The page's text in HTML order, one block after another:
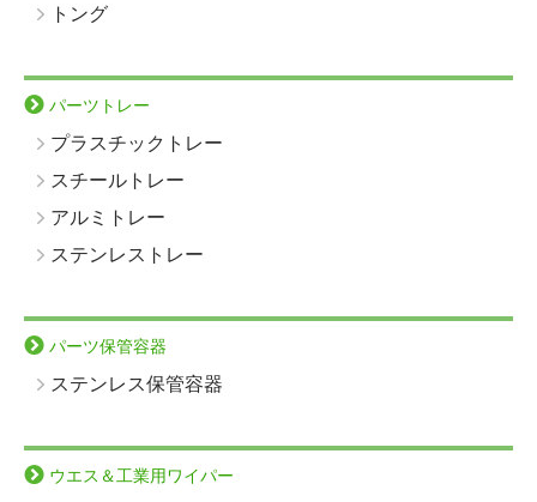
トング
パーツトレー
プラスチックトレー
スチールトレー
アルミトレー
ステンレストレー
パーツ保管容器
ステンレス保管容器
ウエス＆工業用ワイパー